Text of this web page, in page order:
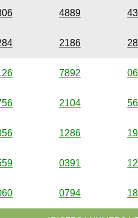
4889
2186
7892
2104
1286
0391
0794